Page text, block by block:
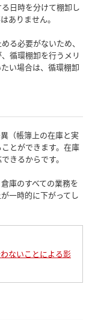
日時を分けて棚卸し
ありません。
る必要がないため、
循環棚卸を行うメリ
い場合は、循環棚卸
（帳簿上の在庫と実
とができます。在庫
きるからです。
庫のすべての業務を
一時的に下がってし
ないことによる影